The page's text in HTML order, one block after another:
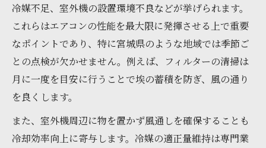
冷媒不足、室外機の設置環境不良などが挙げられます。
これらはエアコンの性能を最大限に発揮させる上で重要
なポイントであり、特に宮城県のような地域では季節ご
との点検が欠かせません。例えば、フィルターの清掃は
月に一度を目安に行うことで埃の蓄積を防ぎ、風の通り
を良くします。
また、室外機周辺に物を置かず風通しを確保することも
冷却効率向上に寄与します。冷媒の適正量維持は専門業